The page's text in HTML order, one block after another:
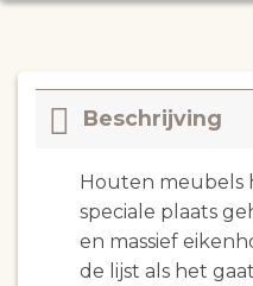
Beschrijving
Houten meubels
speciale plaats
en massief
de lijst als het